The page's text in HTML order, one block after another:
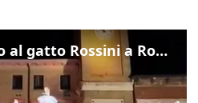
Il concerto dedicato al gatto Rossini a Rovigo: ecco un estratto